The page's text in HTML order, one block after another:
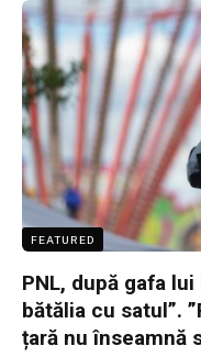
FEATURED
PNL, după gafa
bătălia cu satul”.
țară nu înseamnă